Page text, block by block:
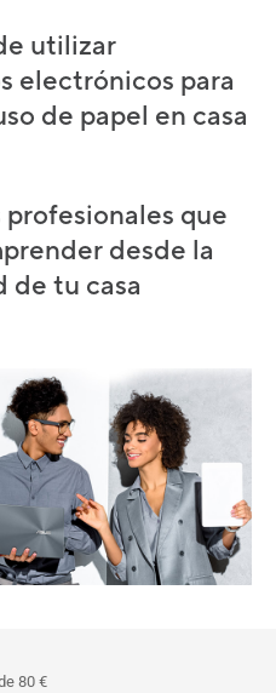
utilizar
electrónicos para
de papel en casa
profesionales que
desde la
de tu casa
80 €